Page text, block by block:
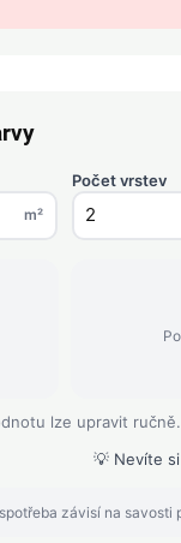
m²
Počet vrstev
lze upravit ručně.
💡 Nevíte
závisí na savosti